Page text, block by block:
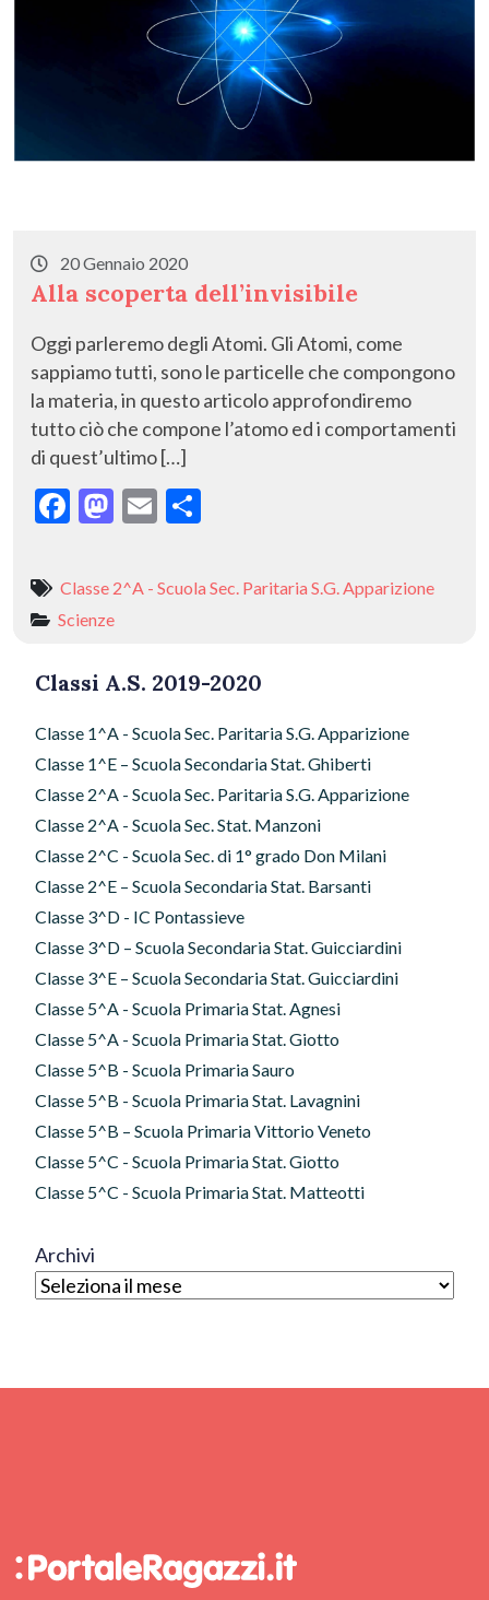
20 Gennaio 2020
Alla scoperta dell’invisibile
Oggi parleremo degli Atomi. Gli Atomi, come
sappiamo tutti, sono le particelle che compongono
la materia, in questo articolo approfondiremo
tutto ciò che compone l’atomo ed i comportamenti
di quest’ultimo […]
F
e
b
o
M
to
d
n
E
ai n
di
Classe 2^A - Scuola Sec. Paritaria S.G. Apparizione
Scienze
Classi A.S. 2019-2020
Classe 1^A - Scuola Sec. Paritaria S.G. Apparizione
Classe 1^E – Scuola Secondaria Stat. Ghiberti
Classe 2^A - Scuola Sec. Paritaria S.G. Apparizione
Classe 2^A - Scuola Sec. Stat. Manzoni
Classe 2^C - Scuola Sec. di 1° grado Don Milani
Classe 2^E – Scuola Secondaria Stat. Barsanti
Classe 3^D - IC Pontassieve
Classe 3^D – Scuola Secondaria Stat. Guicciardini
Classe 3^E – Scuola Secondaria Stat. Guicciardini
Classe 5^A - Scuola Primaria Stat. Agnesi
Classe 5^A - Scuola Primaria Stat. Giotto
Classe 5^B - Scuola Primaria Sauro
Classe 5^B - Scuola Primaria Stat. Lavagnini
Classe 5^B – Scuola Primaria Vittorio Veneto
Classe 5^C - Scuola Primaria Stat. Giotto
Classe 5^C - Scuola Primaria Stat. Matteotti
Archivi